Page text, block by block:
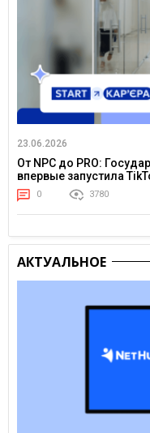
23.06.2026
От NPC до PRO:
впервые запустила
0 3780
АКТУАЛЬНОЕ